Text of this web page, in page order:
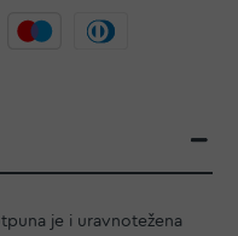
je i uravnotežena